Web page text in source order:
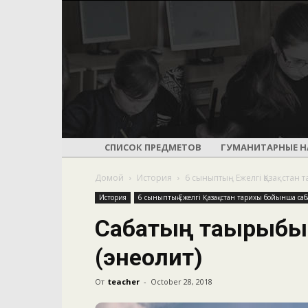
СПИСОК ПРЕДМЕТОВ ГУМАНИТАРНЫЕ
Домой История 6 сыныптың Ежелгі
История 6 сыныптың Ежелгі Қазақстан тарихы бойынша
Сабақтың
(энеолит)
От teacher - October 28, 2018